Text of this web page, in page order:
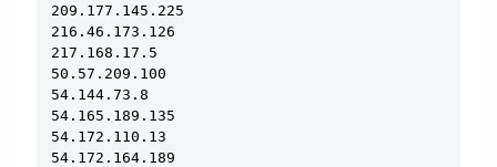
209.177.145.225
216.46.173.126
217.168.17.5
50.57.209.100
54.144.73.8
54.165.189.135
54.172.110.13
54.172.164.189